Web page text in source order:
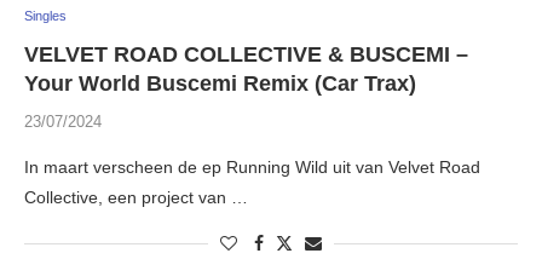
Singles
VELVET ROAD COLLECTIVE & BUSCEMI –
Your World Buscemi Remix (Car Trax)
23/07/2024
In maart verscheen de ep Running Wild uit van Velvet Road
Collective, een project van …